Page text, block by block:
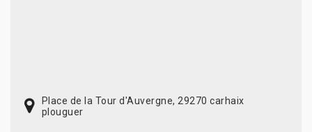
Place de la Tour d'Auvergne, 29270 carhaix
plouguer